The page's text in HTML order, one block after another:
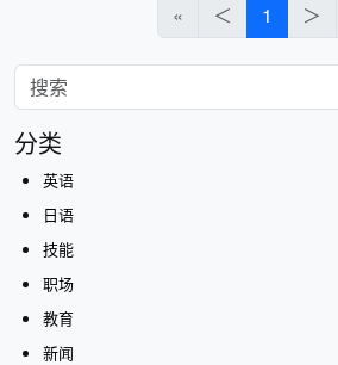
« ＜ 1 ＞
分类
英语
日语
技能
职场
教育
新闻